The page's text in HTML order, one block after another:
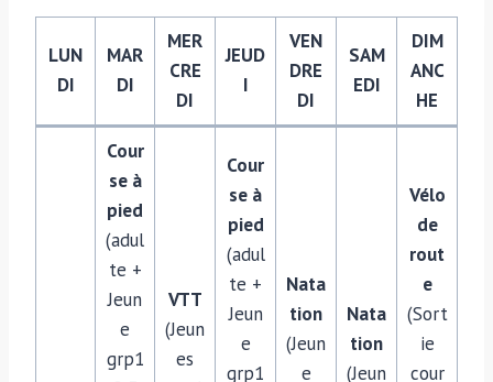
LUN
DI
MAR
DI
MER
CRE
DI
JEUD
I
VEN
DRE
DI
SAM
EDI
DIM
ANC
HE
Cour
se à
pied
(adul
te +
Jeun
e
grp1
VTT
(Jeun
es
Cour
se à
pied
(adul
te +
Jeun
e
grp1
Nata
tion
(Jeun
e
Nata
tion
(Jeun
Vélo
de
rout
e
(Sort
ie
cour